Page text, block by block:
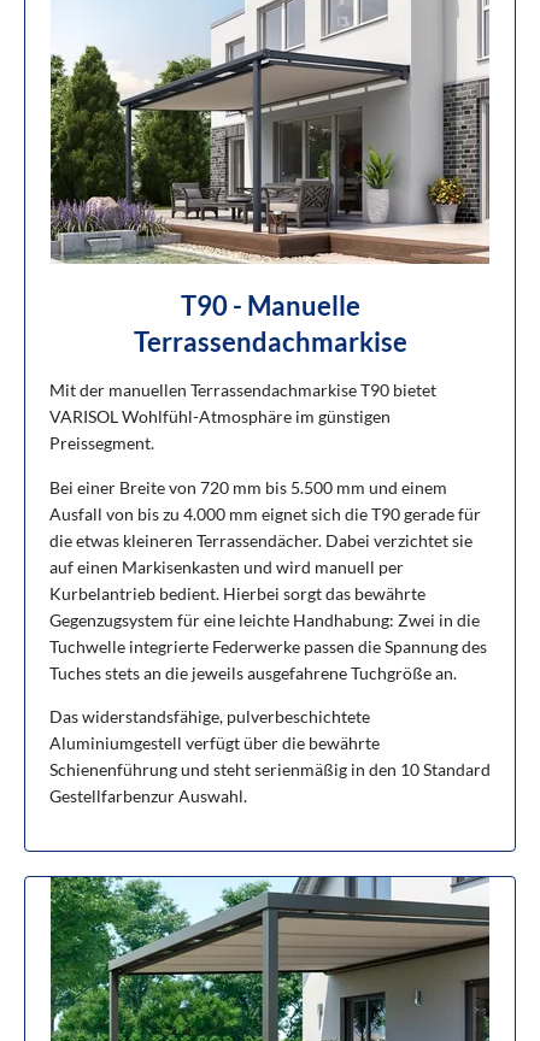
T90 - Manuelle
Terrassendachmarkise
Mit der manuellen Terrassendachmarkise T90 bietet
VARISOL Wohlfühl-Atmosphäre im günstigen
Preissegment.
Bei einer Breite von 720 mm bis 5.500 mm und einem
Ausfall von bis zu 4.000 mm eignet sich die T90 gerade für
die etwas kleineren Terrassendächer. Dabei verzichtet sie
auf einen Markisenkasten und wird manuell per
Kurbelantrieb bedient. Hierbei sorgt das bewährte
Gegenzugsystem für eine leichte Handhabung: Zwei in die
Tuchwelle integrierte Federwerke passen die Spannung des
Tuches stets an die jeweils ausgefahrene Tuchgröße an.
Das widerstandsfähige, pulverbeschichtete
Aluminiumgestell verfügt über die bewährte
Schienenführung und steht serienmäßig in den 10 Standard
Gestellfarbenzur Auswahl.